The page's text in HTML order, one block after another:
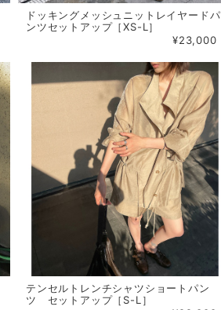
ドッキングメッシュニットレイヤードパ
ンツセットアップ［XS-L］
¥23,000
テンセルトレンチシャツショートパン
ツ セットアップ［S-L］